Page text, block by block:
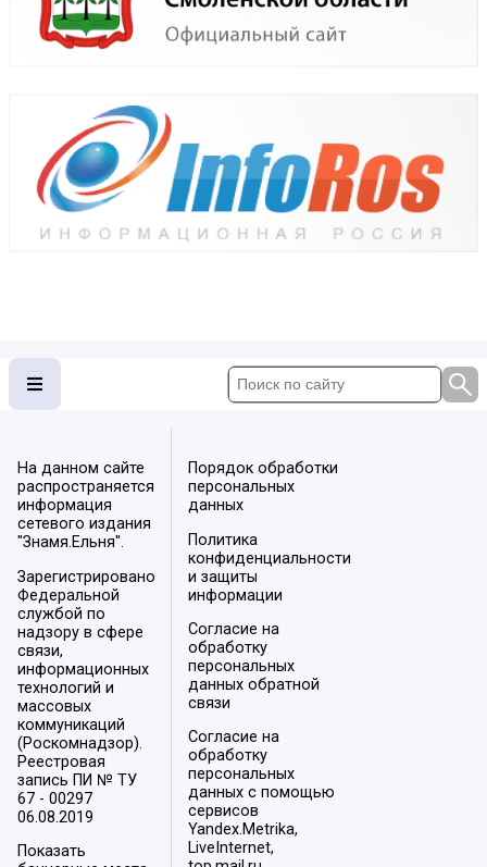
На данном сайте
распространяется
информация
сетевого издания
"Знамя.Ельня".
Зарегистрировано
Федеральной
службой по
надзору в сфере
связи,
информационных
технологий и
массовых
коммуникаций
(Роскомнадзор).
Реестровая
запись ПИ № ТУ
67 - 00297
06.08.2019
Показать
Порядок обработки
персональных
данных
Политика
конфиденциальности
и защиты
информации
Согласие на
обработку
персональных
данных обратной
связи
Согласие на
обработку
персональных
данных с помощью
сервисов
Yandex.Metrika,
LiveInternet,